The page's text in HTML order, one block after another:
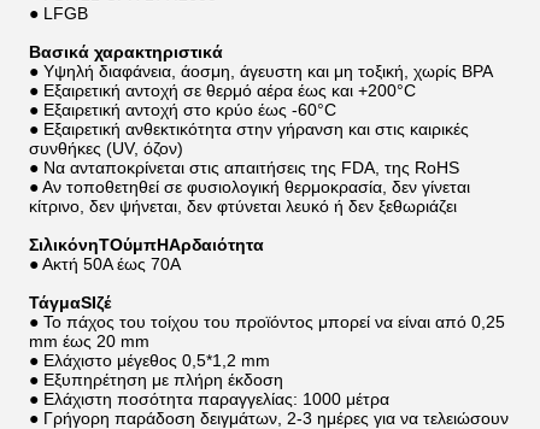
● LFGB
Βασικά χαρακτηριστικά
● Υψηλή διαφάνεια, άοσμη, άγευστη και μη τοξική, χωρίς BPA
● Εξαιρετική αντοχή σε θερμό αέρα έως και +200°C
● Εξαιρετική αντοχή στο κρύο έως -60°C
● Εξαιρετική ανθεκτικότητα στην γήρανση και στις καιρικές
συνθήκες (UV, όζον)
● Να ανταποκρίνεται στις απαιτήσεις της FDA, της RoHS
● Αν τοποθετηθεί σε φυσιολογική θερμοκρασία, δεν γίνεται
κίτρινο, δεν ψήνεται, δεν φτύνεται λευκό ή δεν ξεθωριάζει
ΣιλικόνηΤΟύμπHΑρδαιότητα
● Ακτή 50A έως 70A
ΤάγμαSΙζέ
● Το πάχος του τοίχου του προϊόντος μπορεί να είναι από 0,25
mm έως 20 mm
● Ελάχιστο μέγεθος 0,5*1,2 mm
● Εξυπηρέτηση με πλήρη έκδοση
● Ελάχιστη ποσότητα παραγγελίας: 1000 μέτρα
● Γρήγορη παράδοση δειγμάτων, 2-3 ημέρες για να τελειώσουν